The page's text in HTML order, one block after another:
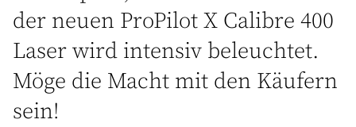
der neuen ProPilot X Calibre 400
Laser wird intensiv beleuchtet.
Möge die Macht mit den Käufern
sein!